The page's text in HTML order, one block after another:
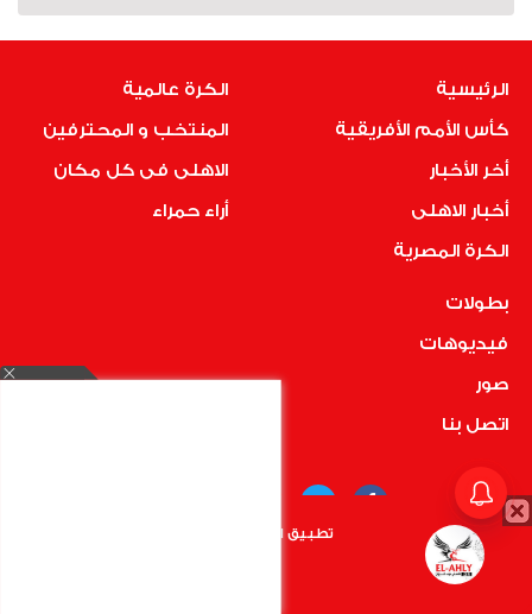
الرئيسية
كأس الأمم الأفريقية
أخر الأخبار
أخبار الاهلى
الكرة المصرية
الكرة عالمية
المنتخب و المحترفين
الاهلى فى كل مكان
أراء حمراء
بطولات
فيديوهات
صور
اتصل بنا
COPYRIGHT © 2019 RedMedia | ALL RIGHTS RESERVED
تطبيق الأهلي.كوم متاح الأن